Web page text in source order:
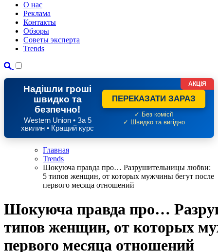
О нас
Реклама
Контакты
Обзоры
Советы эксперта
Trends
Надішли гроші
швидко та
безпечно!
Western Union • За 5
хвилин • Кращий курс
ПЕРЕКАЗАТИ ЗАРАЗ
✓ Без комісії
✓ Швидко та вигідно
АКЦІЯ
Главная
Trends
Шокуюча правда про… Разрушительницы любви:
5 типов женщин, от которых мужчины бегут после
первого месяца отношений
Шокуюча правда про…
типов женщин, от которых
первого месяца отношений